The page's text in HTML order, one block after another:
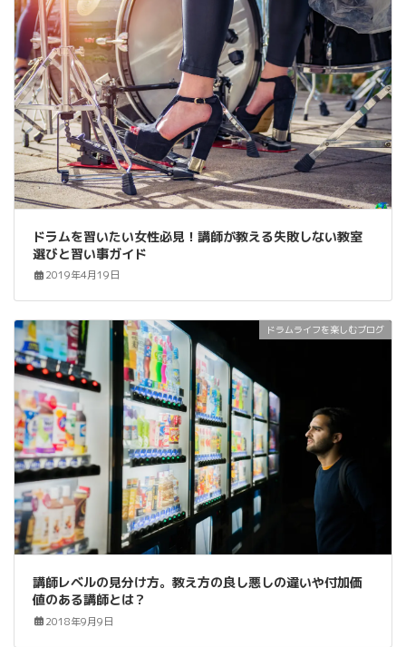
ドラムを習いたい女性必見！講師が教える失敗しない教室
選びと習い事ガイド
2019年4月19日
ドラムライフを楽しむブログ
講師レベルの見分け方。教え方の良し悪しの違いや付加価
値のある講師とは？
2018年9月9日